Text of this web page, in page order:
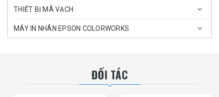
THIẾT BỊ MÃ VẠCH
MÁY IN NHÃN EPSON COLORWORKS
ĐỐI TÁC